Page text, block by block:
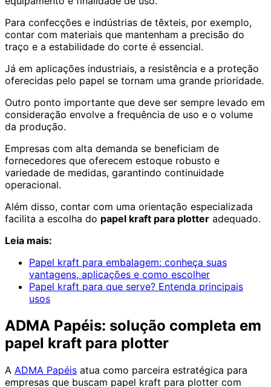
Para confecções e indústrias de têxteis, por exemplo,
contar com materiais que mantenham a precisão do
traço e a estabilidade do corte é essencial.
Já em aplicações industriais, a resistência e a proteção
oferecidas pelo papel se tornam uma grande prioridade.
Outro ponto importante que deve ser sempre levado em
consideração envolve a frequência de uso e o volume
da produção.
Empresas com alta demanda se beneficiam de
fornecedores que oferecem estoque robusto e
variedade de medidas, garantindo continuidade
operacional.
Além disso, contar com uma orientação especializada
facilita a escolha do papel kraft para plotter adequado.
Leia mais:
Papel kraft para embalagem: conheça suas
vantagens, aplicações e como escolher
Papel kraft para que serve? Entenda principais
usos
ADMA Papéis: solução completa em
papel kraft para plotter
A ADMA Papéis atua como parceira estratégica para
empresas que buscam papel kraft para plotter com